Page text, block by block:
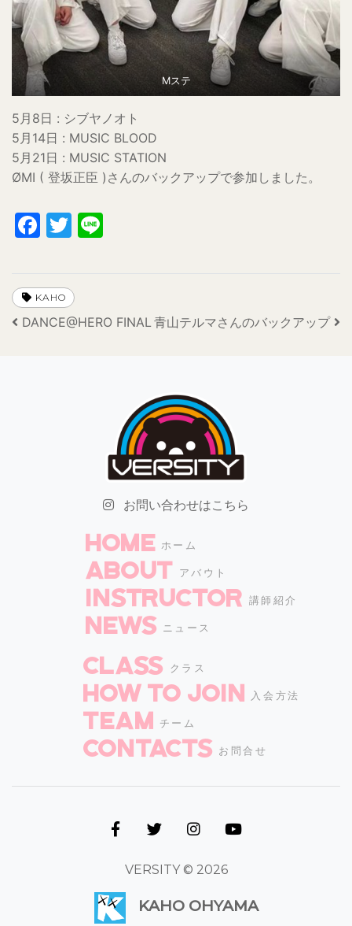
Mステ
5月8日 : シブヤノオト
5月14日 : MUSIC BLOOD
5月21日 : MUSIC STATION
ØMI ( 登坂正臣 )さんのバックアップで参加しました。
Facebook
Twitter
KAHO
投稿ナビゲーション
DANCE@HERO FINAL 青山テルマさんのバックアップ
お問い合わせはこちら
HOME ホーム
ABOUT アバウト
INSTRUCTOR 講師紹介
NEWS ニュース
CLASS クラス
How to join 入会方法
TEAM チーム
CONTACTS お問合せ
VERSITY © 2026
KAHO OHYAMA